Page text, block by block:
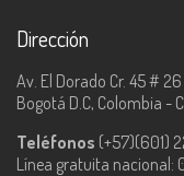
Dirección
Av. El Dorado Cr. 45 #
Bogotá D.C, Colombia -
Teléfonos (+57)(601)
Línea gratuita nacional: